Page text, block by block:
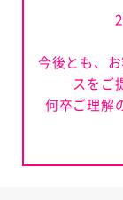
今後とも、
スをご
何卒ご理解